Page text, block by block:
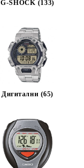
G-SHOCK (133)
Дигитални (65)